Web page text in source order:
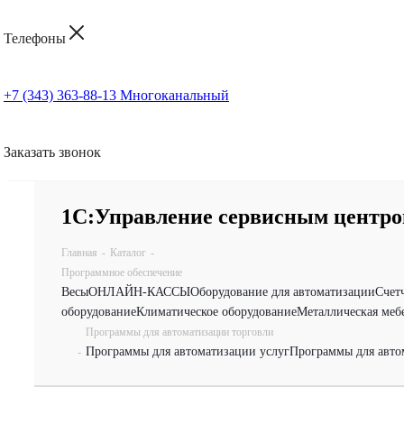
Телефоны
+7 (343) 363-88-13 Многоканальный
Заказать звонок
1С:Управление сервисным
Главная - Каталог -
Программное обеспечение
ВесыОНЛАЙН-КАССЫОборудование для автоматизации
оборудованиеКлиматическое оборудованиеМеталлическая
-
Программы для автоматизации торговли
Программы для автоматизации услугПрограммы для